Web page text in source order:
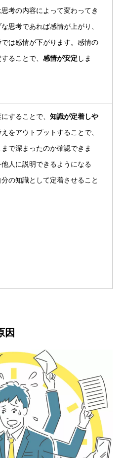
考の内容によって変わってき
思考であれば感情が上がり、
は感情が下がります。感情の
ることで、 感情が安定 しま
することで、 知識が定着しや
えをアウトプットすることで、
で深まったのか確認できま
人に説明できるようになる
の知識として定着させること
因